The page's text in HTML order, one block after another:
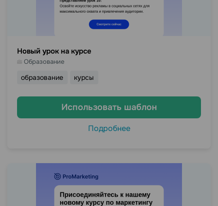
Новый урок на курсе
Образование
образование курсы
Использовать шаблон
Подробнее